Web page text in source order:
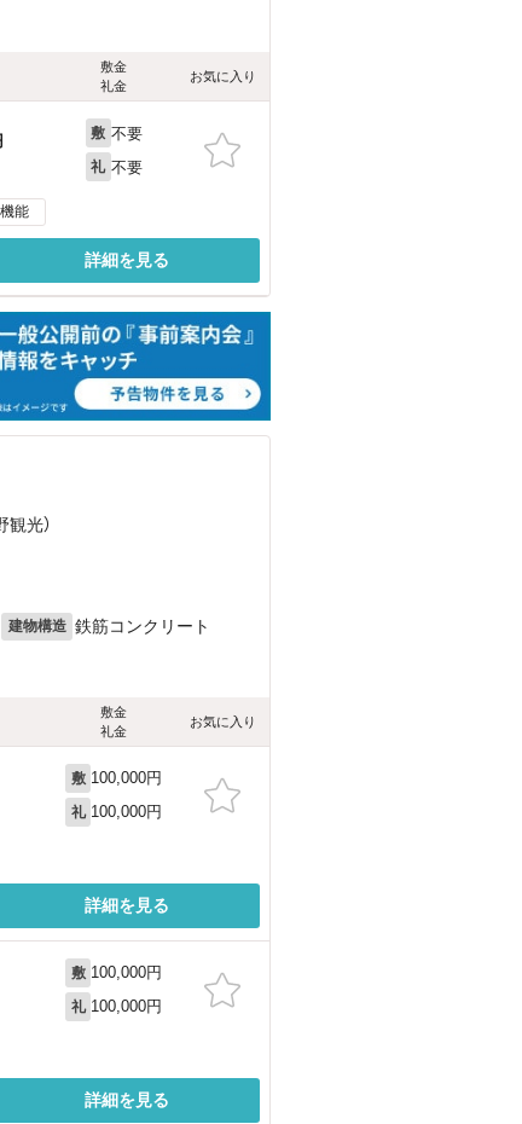
敷金
礼金
お気に入り
敷 不要
礼 不要
能
詳細を見る
観光）
建物構造 鉄筋コンクリート
敷金
礼金
お気に入り
敷 100,000円
礼 100,000円
詳細を見る
敷 100,000円
礼 100,000円
詳細を見る